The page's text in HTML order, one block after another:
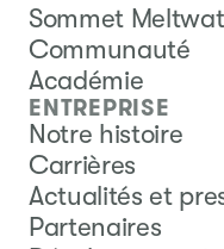
Sommet
Communauté
Académie
ENTREPRISE
Notre histoire
Carrières
Actualités et
Partenaires